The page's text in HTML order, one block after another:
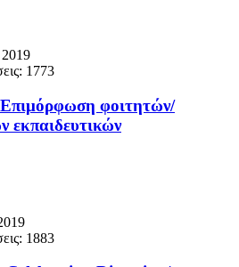
1773
φοιτητών/
εκπαιδευτικών
1883